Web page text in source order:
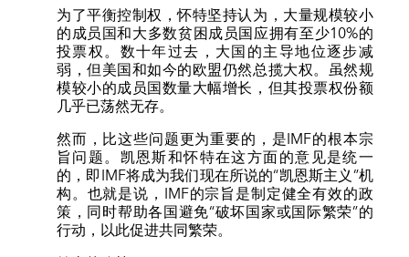
为了平衡控制权，怀特坚持认为，大量规模较小
的成员国和大多数贫困成员国应拥有至少10%的
投票权。数十年过去，大国的主导地位逐步减
弱，但美国和如今的欧盟仍然总揽大权。虽然规
模较小的成员国数量大幅增长，但其投票权份额
几乎已荡然无存。
然而，比这些问题更为重要的，是IMF的根本宗
旨问题。凯恩斯和怀特在这方面的意见是统一
的，即IMF将成为我们现在所说的“凯恩斯主义”机
构。也就是说，IMF的宗旨是制定健全有效的政
策，同时帮助各国避免“破坏国家或国际繁荣”的
行动，以此促进共同繁荣。